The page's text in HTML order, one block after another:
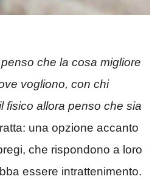
che la cosa migliore
vogliono, con chi
fisico allora penso che sia
una opzione accanto
che rispondono a loro
essere intrattenimento.